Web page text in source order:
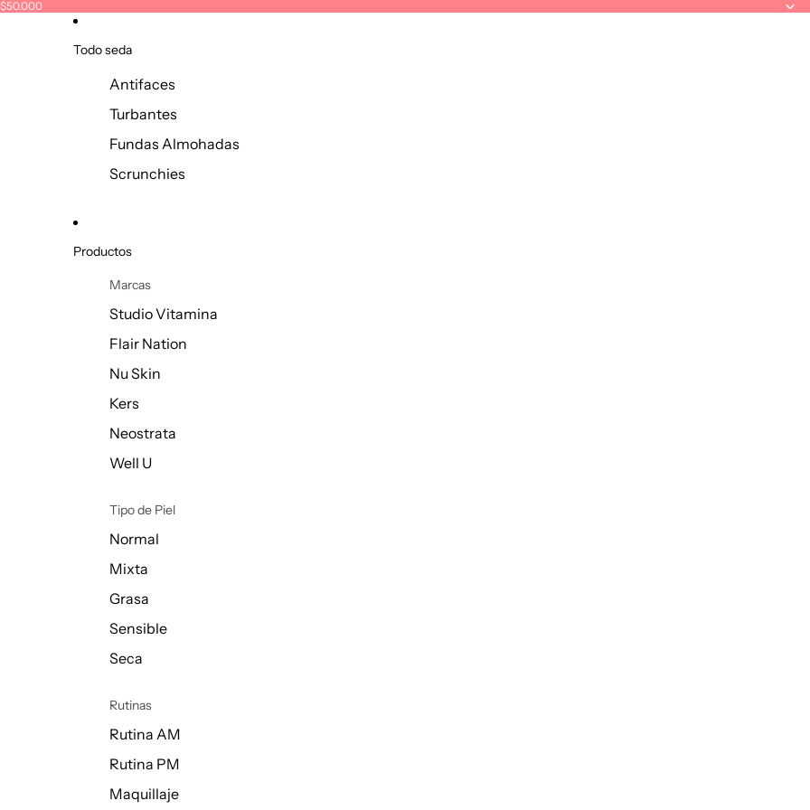
Todo seda
Antifaces
Turbantes
Fundas Almohadas
Scrunchies
Productos
Marcas
Studio Vitamina
Flair Nation
Nu Skin
Kers
Neostrata
Well U
Tipo de Piel
Normal
Mixta
Grasa
Sensible
Seca
Rutinas
Rutina AM
Rutina PM
Maquillaje